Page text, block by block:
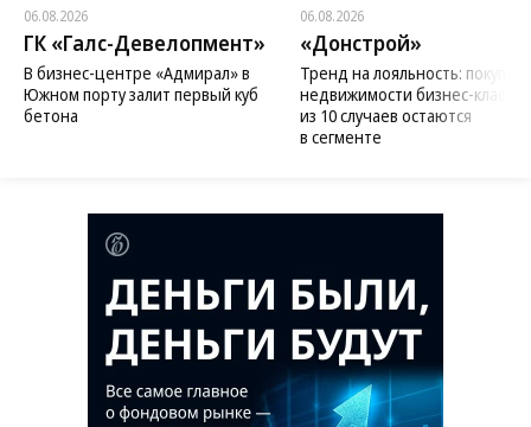
06.08.2026
ГК «Галс-Девелопмент»
В бизнес-центре «Адмирал» в
Южном порту залит первый куб
бетона
06.08.2026
«Донстрой»
Тренд на лояльность:
недвижимости бизнес-класса
из 10 случаев остаются
в сегменте